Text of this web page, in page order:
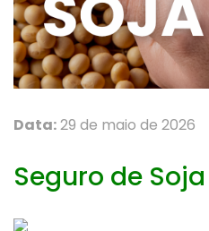
Data:29 de maio de 2026
Seguro de